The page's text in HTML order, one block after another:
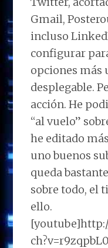
Gmail,
incluso
configurar
opciones más
desplegable.
acción. He
“al vuelo”
he editado
uno buenos
queda
sobre todo, el
ello.